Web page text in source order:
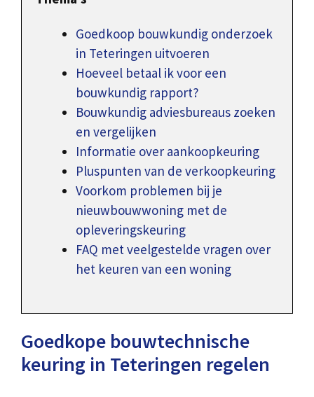
Goedkoop bouwkundig onderzoek
in Teteringen uitvoeren
Hoeveel betaal ik voor een
bouwkundig rapport?
Bouwkundig adviesbureaus zoeken
en vergelijken
Informatie over aankoopkeuring
Pluspunten van de verkoopkeuring
Voorkom problemen bij je
nieuwbouwwoning met de
opleveringskeuring
FAQ met veelgestelde vragen over
het keuren van een woning
Goedkope bouwtechnische
keuring in Teteringen regelen